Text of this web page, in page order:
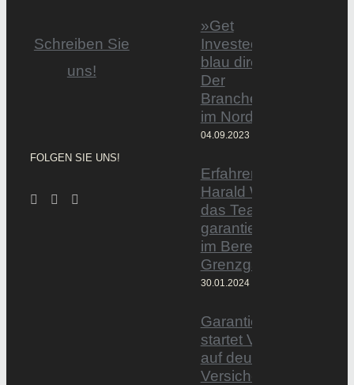
Schreiben Sie
uns!
FOLGEN SIE UNS!
»Get
Invested by
blau direkt«:
Der
Branchentag
im Norden
04.09.2023
Erfahrener Experte
Harald Wesely stärkt
das Team von
garantiertmehrnetto.de
im Bereich
Grenzgänger
30.01.2024
startet
auf deutschem
Versicherungsmarkt